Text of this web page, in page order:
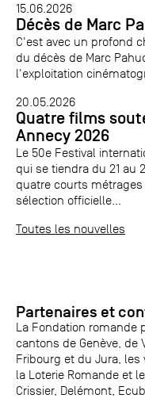
15.06.2026
Décès de Marc
C'est avec un profond
du décès de Marc
l'exploitation
20.05.2026
Quatre films
Annecy 2026
Le 50e Festival
qui se tiendra du 21 au
quatre courts
sélection officielle...
Toutes les nouvelles
Partenaires et
La Fondation romande
cantons de Genève, de
Fribourg et du Jura, les
la Loterie Romande et
Crissier, Delémont,